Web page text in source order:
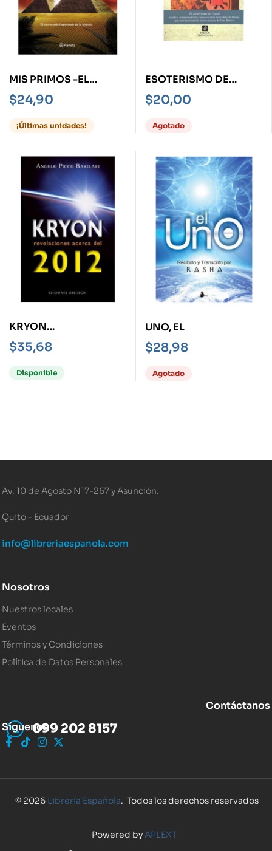
MIS PRIMOS -EL
SUCESO MÁS
IMPORTANTE DE LA
HISTORIA-
$24,90
¡Últimas unidades!
ESOTERISMO DE
DANTE, EL
$20,00
Agotado
KRYON
REVELACIONES
ACERCA DEL 2012
$35,68
Disponible
UNO, EL
$28,98
Agotado
Av. 10 de Agosto N17-267 y Asunción.
Quito – Ecuador
info@libreriaespanola.com
Nosotros
Nuestros locales
Eventos
Términos y Condiciones
Política de Datos Personales
Contáctanos
099 202 8157
Síguenos
© 2026 Librería Española. Todos los derechos reservados
Powered byAPLEXT